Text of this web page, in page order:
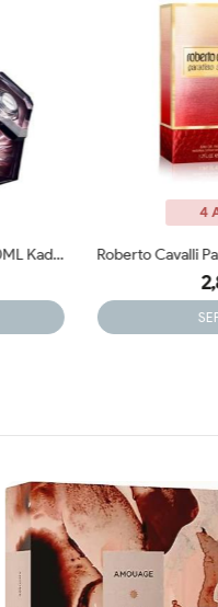
4 AL 3 ÖDE
SEPETE EKLE